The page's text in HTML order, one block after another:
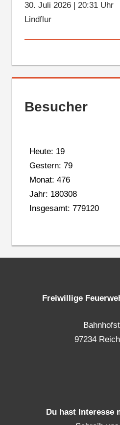
30. Juli 2026| 20:31 Uhr
Lindflur
Besucher
Heute: 19
Gestern: 79
Monat: 476
Jahr: 180308
Insgesamt: 779120
Freiwillige
97234
Du hast Interesse